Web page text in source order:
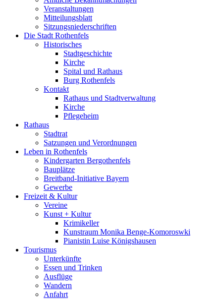
Veranstaltungen
Mitteilungsblatt
Sitzungsniederschriften
Die Stadt Rothenfels
Historisches
Stadtgeschichte
Kirche
Spital und Rathaus
Burg Rothenfels
Kontakt
Rathaus und Stadtverwaltung
Kirche
Pflegeheim
Rathaus
Stadtrat
Satzungen und Verordnungen
Leben in Rothenfels
Kindergarten Bergothenfels
Bauplätze
Breitband-Initiative Bayern
Gewerbe
Freizeit & Kultur
Vereine
Kunst + Kultur
Krimikeller
Kunstraum Monika Benge-Komoroswki
Pianistin Luise Königshausen
Tourismus
Unterkünfte
Essen und Trinken
Ausflüge
Wandern
Anfahrt